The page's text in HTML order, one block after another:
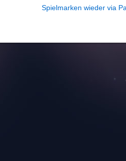
Spielmarken wieder via